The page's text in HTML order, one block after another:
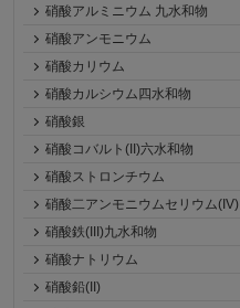
硝酸アルミニウム 九水和物
硝酸アンモニウム
硝酸カリウム
硝酸カルシウム四水和物
硝酸銀
硝酸コバルト(II)六水和物
硝酸ストロンチウム
硝酸二アンモニウムセリウム(IV)
硝酸鉄(III)九水和物
硝酸ナトリウム
硝酸鉛(II)